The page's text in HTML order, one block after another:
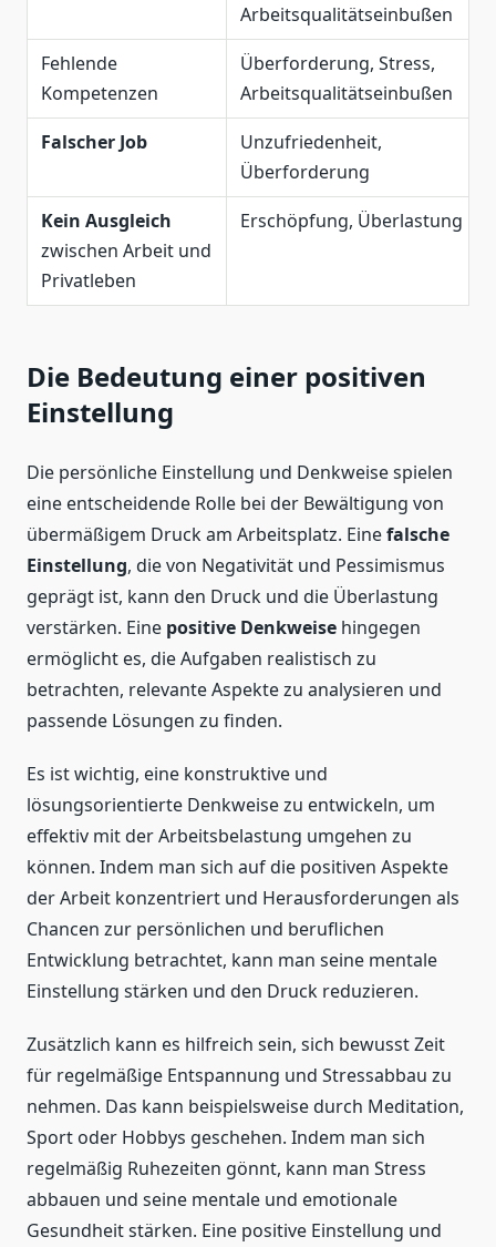
Arbeitsqualitätseinbußen
Fehlende
Kompetenzen
Überforderung, Stress,
Arbeitsqualitätseinbußen
Falscher Job
Unzufriedenheit,
Überforderung
Kein Ausgleich
zwischen Arbeit und
Privatleben
Erschöpfung, Überlastung
Die Bedeutung einer positiven
Einstellung
Die persönliche Einstellung und Denkweise spielen
eine entscheidende Rolle bei der Bewältigung von
übermäßigem Druck am Arbeitsplatz. Einefalsche
Einstellung, die von Negativität und Pessimismus
geprägt ist, kann den Druck und die Überlastung
verstärken. Eine positive Denkweise hingegen
ermöglicht es, die Aufgaben realistisch zu
betrachten, relevante Aspekte zu analysieren und
passende Lösungen zu finden.
Es ist wichtig, eine konstruktive und
lösungsorientierte Denkweise zu entwickeln, um
effektiv mit der Arbeitsbelastung umgehen zu
können. Indem man sich auf die positiven Aspekte
der Arbeit konzentriert und Herausforderungen als
Chancen zur persönlichen und beruflichen
Entwicklung betrachtet, kann man seine mentale
Einstellung stärken und den Druck reduzieren.
Zusätzlich kann es hilfreich sein, sich bewusst Zeit
für regelmäßige Entspannung und Stressabbau zu
nehmen. Das kann beispielsweise durch Meditation,
Sport oder Hobbys geschehen. Indem man sich
regelmäßig Ruhezeiten gönnt, kann man Stress
abbauen und seine mentale und emotionale
Gesundheit stärken. Eine positive Einstellung und